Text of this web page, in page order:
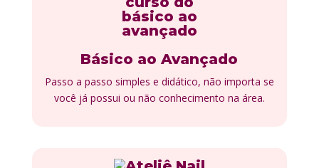
Básico ao Avançado
Passo a passo simples e didático, não importa se
você já possui ou não conhecimento na área.